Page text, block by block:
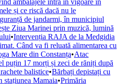
ambalajele intră în vigoare în
și ce riscă dacă nu le
de jandarmi, în municipiul
Ziua Marinei prin muzică, lumină
•Intervenția RAJA de la Medgidia
Când va fi reluată alimentarea cu
Mare din Constanța•Atac
puțin 17 morți și zeci de răniți după
balistice•Bărbați depistați cu
stațiunea Mamaia•Primăria